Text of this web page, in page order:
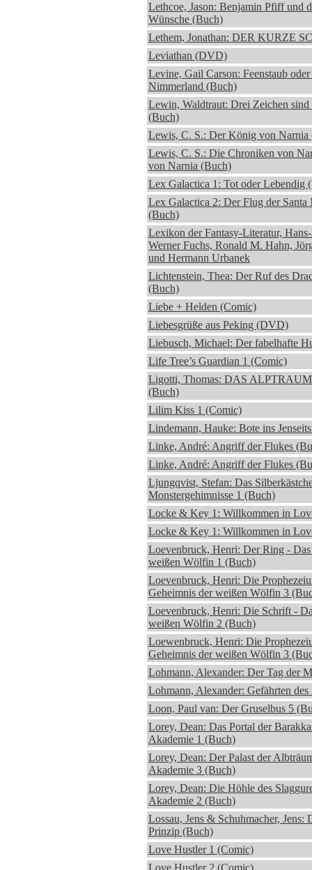
Lethcoe, Jason: Benjamin Pfiff und
Wünsche (Buch)
Lethem, Jonathan: DER KURZE
Leviathan (DVD)
Levine, Gail Carson: Feenstaub
Nimmerland (Buch)
Lewin, Waldtraut: Drei Zeichen sind
(Buch)
Lewis, C. S.: Der König von
Lewis, C. S.: Die Chroniken von
von Narnia (Buch)
Lex Galactica 1: Tot oder Lebendig
Lex Galactica 2: Der Flug der
(Buch)
Lexikon der Fantasy-Literatur,
Werner Fuchs, Ronald M. Hahn,
und Hermann Urbanek
Lichtenstein, Thea: Der Ruf des
(Buch)
Liebe + Helden (Comic)
Liebesgrüße aus Peking (DVD)
Liebusch, Michael: Der fabelhafte
Life Tree’s Guardian 1 (Comic)
Ligotti, Thomas: DAS
(Buch)
Lilim Kiss 1 (Comic)
Lindemann, Hauke: Bote ins
Linke, André: Angriff der Flukes
Linke, André: Angriff der Flukes
Ljungqvist, Stefan: Das
Monstergehimnisse 1 (Buch)
Locke & Key 1: Willkommen in
Locke & Key 1: Willkommen in
Loevenbruck, Henri: Der Ring -
weißen Wölfin 1 (Buch)
Loevenbruck, Henri: Die
Geheimnis der weißen Wölfin 3
Loevenbruck, Henri: Die Schrift -
weißen Wölfin 2 (Buch)
Loewenbruck, Henri: Die
Geheimnis der weißen Wölfin 3
Lohmann, Alexander: Der Tag der
Lohmann, Alexander: Gefährten
Loon, Paul van: Der Gruselbus 5
Lorey, Dean: Das Portal der
Akademie 1 (Buch)
Lorey, Dean: Der Palast der
Akademie 3 (Buch)
Lorey, Dean: Die Höhle des
Akademie 2 (Buch)
Lossau, Jens & Schuhmacher, Jens:
Prinzip (Buch)
Love Hustler 1 (Comic)
Love Hustler 2 (Comic)